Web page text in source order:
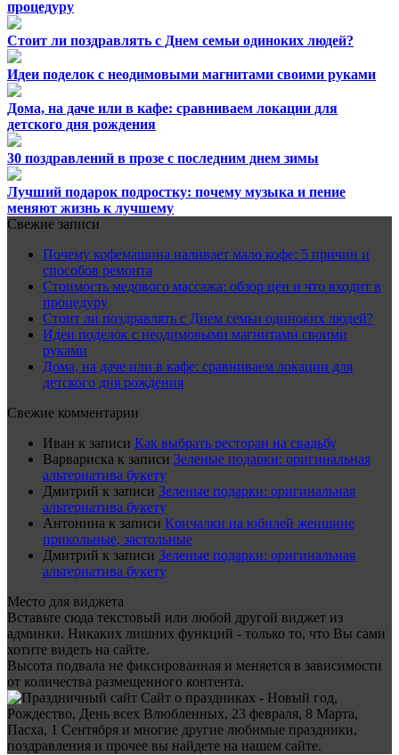
процедуру
Стоит ли поздравлять с Днем семьи одиноких людей?
Идеи поделок с неодимовыми магнитами своими руками
Дома, на даче или в кафе: сравниваем локации для
детского дня рождения
30 поздравлений в прозе с последним днем зимы
Лучший подарок подростку: почему музыка и пение
меняют жизнь к лучшему
Свежие записи
Почему кофемашина наливает мало кофе: 5 причин и
способов ремонта
Стоимость медового массажа: обзор цен и что входит в
процедуру
Стоит ли поздравлять с Днем семьи одиноких людей?
Идеи поделок с неодимовыми магнитами своими
руками
Дома, на даче или в кафе: сравниваем локации для
детского дня рождения
Свежие комментарии
Иван к записи Как выбрать ресторан на свадьбу
Варвариска к записи Зеленые подарки: оригинальная
альтернатива букету
Дмитрий к записи Зеленые подарки: оригинальная
альтернатива букету
Антонина к записи Кричалки на юбилей женщине
прикольные, застольные
Дмитрий к записи Зеленые подарки: оригинальная
альтернатива букету
Место для виджета
Вставьте сюда текстовый или любой другой виджет из
админки. Никаких лишних функций - только то, что Вы сами
хотите видеть на сайте.
Высота подвала не фиксированная и меняется в зависимости
от количества размещенного контента.
Сайт о праздниках - Новый год,
Рождество, День всех Влюбленных, 23 февраля, 8 Марта,
Пасха, 1 Сентября и многие другие любимые праздники,
поздравления и прочее вы найдете на нашем сайте.